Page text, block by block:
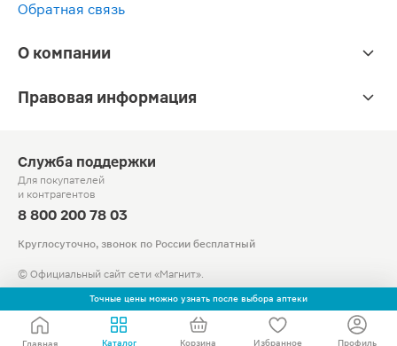
Точные цены можно узнать после выбора аптеки
Главная Каталог Корзина Избранное Профиль
Обратная связь
О компании
Правовая информация
Служба поддержки
Для покупателей
и контрагентов
8 800 200 78 03
Круглосуточно, звонок по России бесплатный
© Официальный сайт сети «Магнит».